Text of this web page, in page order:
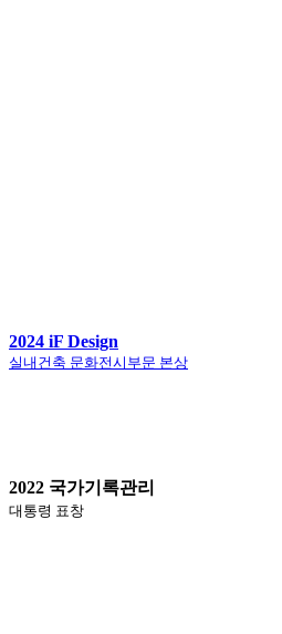
2024 iF Design
실내건축 문화전시부문 본상
2022 국가기록관리
대통령 표창